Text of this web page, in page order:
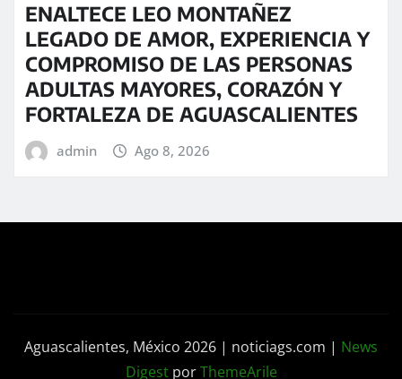
ENALTECE LEO MONTAÑEZ
LEGADO DE AMOR, EXPERIENCIA Y
COMPROMISO DE LAS PERSONAS
ADULTAS MAYORES, CORAZÓN Y
FORTALEZA DE AGUASCALIENTES
admin Ago 8, 2026
Aguascalientes, México 2026 | noticiags.com | News
DigestporThemeArile